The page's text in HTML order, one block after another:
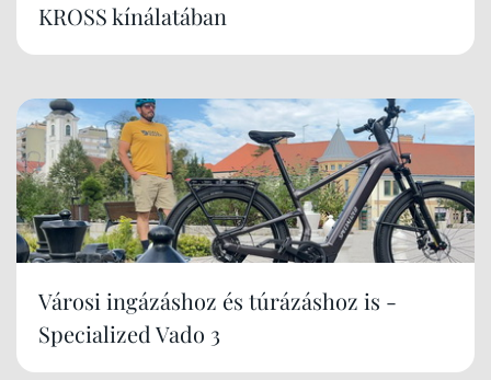
KROSS kínálatában
Városi ingázáshoz és túrázáshoz is -
Specialized Vado 3